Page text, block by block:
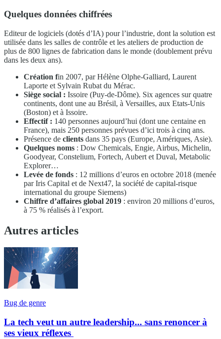
Quelques données chiffrées
Editeur de logiciels (dotés d’IA) pour l’industrie, dont la solution est
utilisée dans les salles de contrôle et les ateliers de production de
plus de 800 lignes de fabrication dans le monde (doublement prévu
dans les deux ans).
Création fin 2007, par Hélène Olphe-Galliard, Laurent
Laporte et Sylvain Rubat du Mérac.
Siège social : Issoire (Puy-de-Dôme). Six agences sur quatre
continents, dont une au Brésil, à Versailles, aux Etats-Unis
(Boston) et à Issoire.
Effectif : 140 personnes aujourd’hui (dont une centaine en
France), mais 250 personnes prévues d’ici trois à cinq ans.
Présence de clients dans 35 pays (Europe, Amériques, Asie).
Quelques noms : Dow Chemicals, Engie, Airbus, Michelin,
Goodyear, Constelium, Fortech, Aubert et Duval, Metabolic
Explorer…
Levée de fonds : 12 millions d’euros en octobre 2018 (menée
par Iris Capital et de Next47, la société de capital-risque
international du groupe Siemens)
Chiffre d’affaires global 2019 : environ 20 millions d’euros,
à 75 % réalisés à l’export.
Autres articles
Bug de genre
La tech veut un autre leadership... sans renoncer à
ses vieux réflexes